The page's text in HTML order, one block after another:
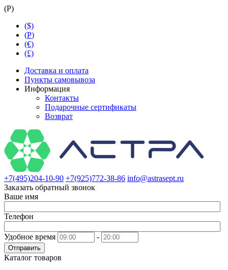
(Р)
($)
(Р)
(€)
(£)
Доставка и оплата
Пункты самовывоза
Информация
Контакты
Подарочные сертификаты
Возврат
+7(495)204-10-90 +7(925)772-38-86 info@astrasept.ru
Заказать обратный звонок
Ваше имя
Телефон
Удобное время -
Отправить
Каталог товаров